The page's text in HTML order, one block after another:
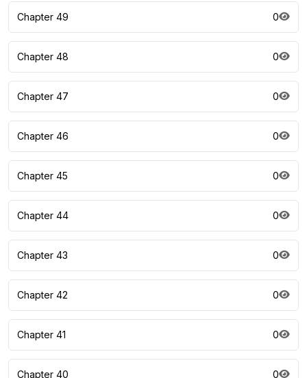
Chapter 49 0
Chapter 48 0
Chapter 47 0
Chapter 46 0
Chapter 45 0
Chapter 44 0
Chapter 43 0
Chapter 42 0
Chapter 41 0
Chapter 40 0